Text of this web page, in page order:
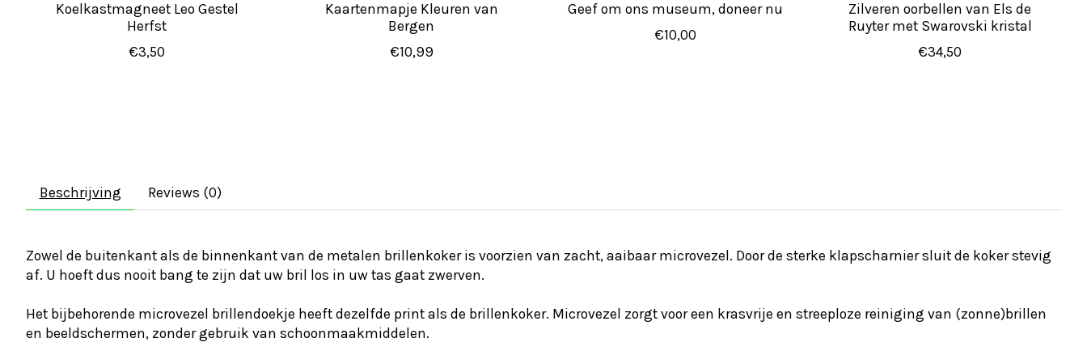
Beschrijving Reviews (0)
Zowel de buitenkant als de binnenkant van de metalen brillenkoker is voorzien van zacht, aaibaar microvezel. Door de sterke klapscharnier sluit de koker stevig
af. U hoeft dus nooit bang te zijn dat uw bril los in uw tas gaat zwerven.
Het bijbehorende microvezel brillendoekje heeft dezelfde print als de brillenkoker. Microvezel zorgt voor een krasvrije en streeploze reiniging van (zonne)brillen
en beeldschermen, zonder gebruik van schoonmaakmiddelen.
Koelkastmagneet Leo Gestel
Herfst
€3,50
Kaartenmapje Kleuren van
Bergen
€10,99
Geef om ons museum, doneer nu
€10,00
Zilveren oorbellen van Els de
Ruyter met Swarovski kristal
€34,50